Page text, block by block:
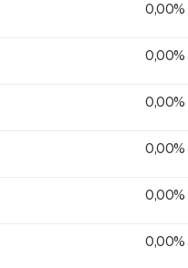
0,00%
0,00%
0,00%
0,00%
0,00%
0,00%